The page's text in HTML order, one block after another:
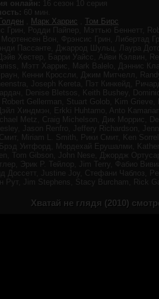
онлайн: 16 сезон 10 серия
60 мин.
Марк Харрис
Том Бирс
Грин, Родди Пайпер, Мэттью Беннетт,
Вон, Фрэнсис Грин, Либертад
Пассанте, Джаррод Шульц, Лаура
Хестер, Барри Уайсс, Айви Кэлвин,
Мэтт Харрис, Mark Balelo, Дэннис
Кенни Кроссли, Джим Митчелл,
Joseph Kereta, Пэт Кинкейд,
Denise Bletsos, Keith Bushey,
Robert Gellerman, Stuart Golob, Kim
Хиндмэн, Erkki Huhtamo, Anto
Metz, Craig Michelson, Дик Моррис,
Jason Renfro, Jeffery Richardson,
Miriam L. Smith, Рики Смит, Ken
Уитфорд, Мордехай Ерушалми,
Tom Gibson, John Nese, Джордж
Эрик Р. Тейлор, Jim Terry, Фабио
Доссетт, Justine Joy, Стефани Чаблоз,
Рут, Jim Stephens, Stacy Burcham, Rick
Хватай не глядя (2010)